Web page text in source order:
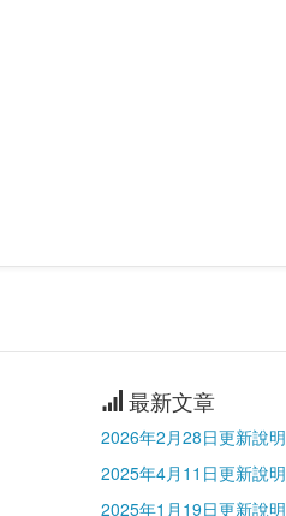
最新文章
2026年2月28日更新說明
2025年4月11日更新說明
2025年1月19日更新說明